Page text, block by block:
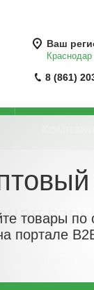
Ваш
Краснодар
8 (861)
- Светосигнальная
товары
портале